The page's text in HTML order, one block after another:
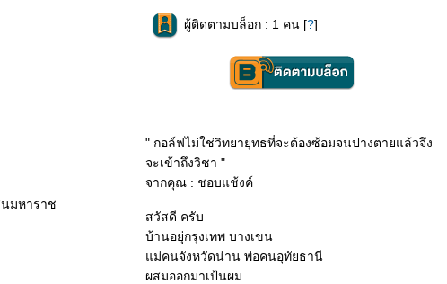
มหาราช
ผู้ติดตามบล็อก : 1 คน [?]
" กอล์ฟไม่ใช่วิทยายุทธที่จะต้องซ้อมจนปางตายแล้วจึง
จะเข้าถึงวิชา "
จากคุณ : ชอบแช้งค์
สวัสดี ครับ
บ้านอยุ่กรุงเทพ บางเขน
ม่คนจังหวัดน่าน พ่อคนอุทัยธานี
ผสมออกมาเป้นผม